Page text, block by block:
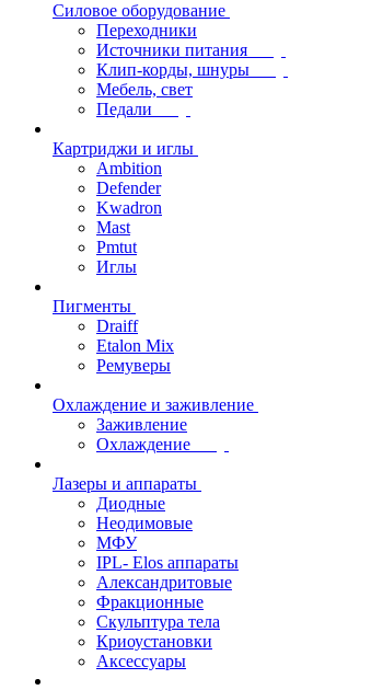
Силовое оборудование
Переходники
Источники питания
Клип-корды, шнуры
Мебель, свет
Педали
Картриджи и иглы
Ambition
Defender
Kwadron
Mast
Pmtut
Иглы
Пигменты
Draiff
Etalon Mix
Ремуверы
Охлаждение и заживление
Заживление
Охлаждение
Лазеры и аппараты
Диодные
Неодимовые
МФУ
IPL- Elos аппараты
Александритовые
Фракционные
Скульптура тела
Криоустановки
Аксессуары